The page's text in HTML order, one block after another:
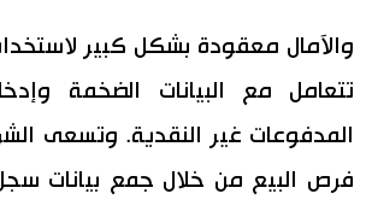
والآمال معقودة بشكل كبير
تتعامل مع البيانات الضخمة
المدفوعات غير النقدية. وتسعى
فرص البيع من خلال جمع بيانات